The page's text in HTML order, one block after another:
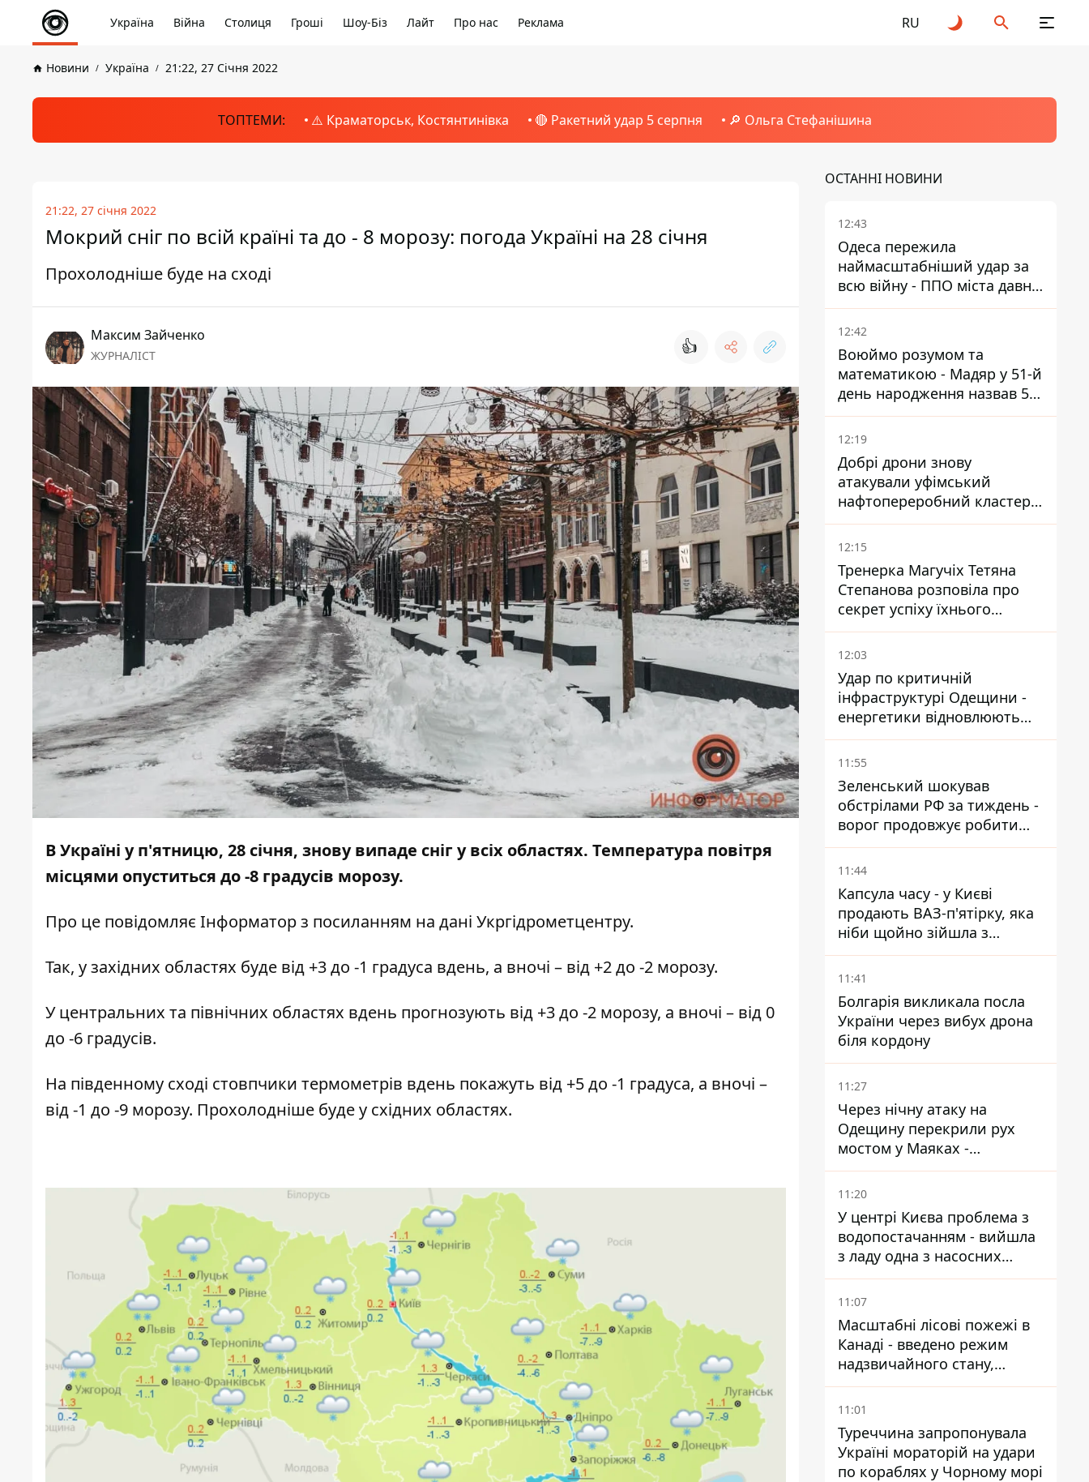
Україна Війна Столиця Гроші Шоу-Біз Лайт Про нас Реклама RU
Новини Україна 21:22, 27 Січня 2022
ТОПТЕМИ: ⚠️ Краматорськ, Костянтинівка 🔴 Ракетний удар 5 серпня 🔎 Ольга Стефанішина
21:22, 27 січня 2022
Мокрий сніг по всій країні та до - 8 морозу: погода Україні на 28 січня
Прохолодніше буде на сході
Максим Зайченко
ЖУРНАЛІСТ 👍
В Україні у п'ятницю, 28 січня, знову випаде сніг у всіх областях. Температура повітря
місцями опуститься до -8 градусів морозу.
Про це повідомляє Інформаторз посиланням на дані Укргідрометцентру.
Так, у західних областях буде від +3 до -1 градуса вдень, а вночі – від +2 до -2 морозу.
У центральних та північних областях вдень ​​прогнозують від +3 до -2 морозу, а вночі – від 0
до -6 градусів.
На південному сході стовпчики термометрів вдень покажуть від +5 до -1 градуса, а вночі –
від -1 до -9 морозу. Прохолодніше буде у східних областях.
ОСТАННІ НОВИНИ
12:43
Одеса пережила
наймасштабніший удар за
всю війну - ППО міста давно
потребує посилення
12:42
Воюймо розумом та
математикою - Мадяр у 51-й
день народження назвав 5
умов поразки РФ
12:19
Добрі дрони знову
атакували уфімський
нафтопереробний кластер -
один упав на недобудову
12:15
Тренерка Магучіх Тетяна
Степанова розповіла про
секрет успіху їхнього
тандему
12:03
Удар по критичній
інфраструктурі Одещини -
енергетики відновлюють
світло
11:55
Зеленський шокував
обстрілами РФ за тиждень -
ворог продовжує робити
ставку на балістичний
терор
11:44
Капсула часу - у Києві
продають ВАЗ-п'ятірку, яка
ніби щойно зійшла з
конвейєра
11:41
Болгарія викликала посла
України через вибух дрона
біля кордону
11:27
Через нічну атаку на
Одещину перекрили рух
мостом у Маяках -
подробиці від ДПСУ
11:20
У центрі Києва проблема з
водопостачанням - вийшла
з ладу одна з насосних
станцій
11:07
Масштабні лісові пожежі в
Канаді - введено режим
надзвичайного стану,
виїхали понад 20 тисяч
людей
11:01
Туреччина запропонувала
Україні мораторій на удари
по кораблях у Чорному морі